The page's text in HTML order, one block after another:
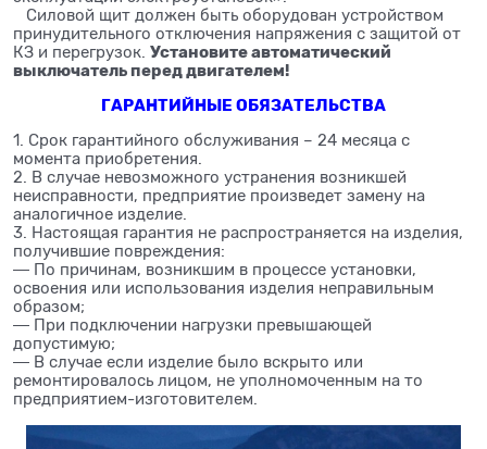
Силовой щит должен быть оборудован устройством
принудительного отключения напряжения с защитой от
КЗ и перегрузок. Установите автоматический
выключатель перед двигателем!
ГАРАНТИЙНЫЕ ОБЯЗАТЕЛЬСТВА
1. Срок гарантийного обслуживания – 24 месяца с
момента приобретения.
2. В случае невозможного устранения возникшей
неисправности, предприятие произведет замену на
аналогичное изделие.
3. Настоящая гарантия не распространяется на изделия,
получившие повреждения:
― По причинам, возникшим в процессе установки,
освоения или использования изделия неправильным
образом;
― При подключении нагрузки превышающей
допустимую;
― В случае если изделие было вскрыто или
ремонтировалось лицом, не уполномоченным на то
предприятием-изготовителем.